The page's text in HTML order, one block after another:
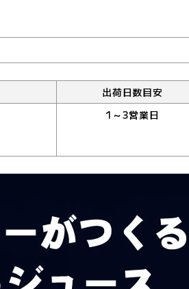
出荷日数目安
1～3営業日